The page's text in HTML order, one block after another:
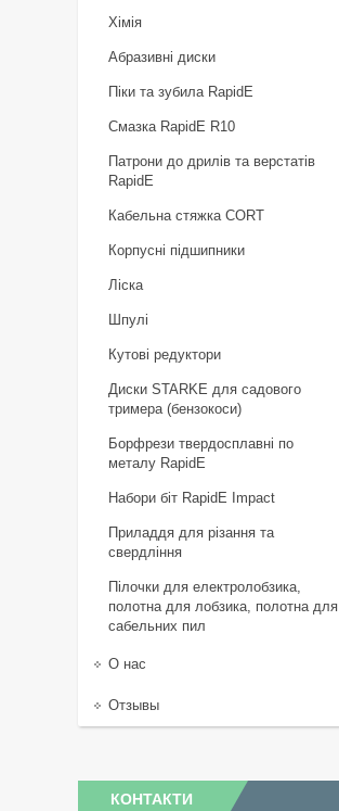
Хімія
Абразивні диски
Піки та зубила RapidE
Смазка RapidE R10
Патрони до дрилів та верстатів
RapidE
Кабельна стяжка СORT
Корпусні підшипники
Ліска
Шпулі
Кутові редуктори
Диски STARKE для садового
тримера (бензокоси)
Борфрези твердосплавні по
металу RapidE
Набори біт RapidE Impact
Приладдя для різання та
свердління
Пілочки для електролобзика,
полотна для лобзика, полотна для
сабельних пил
О нас
Отзывы
КОНТАКТИ